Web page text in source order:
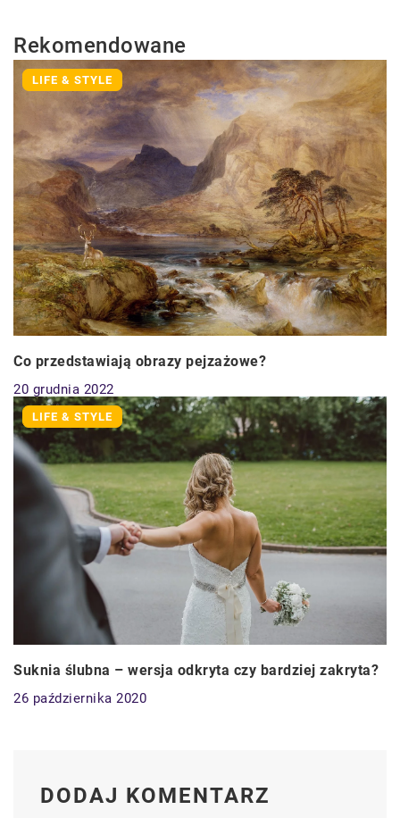
Rekomendowane
LIFE & STYLE
Co przedstawiają obrazy pejzażowe?
20 grudnia 2022
LIFE & STYLE
Suknia ślubna – wersja odkryta czy bardziej zakryta?
26 października 2020
DODAJ KOMENTARZ